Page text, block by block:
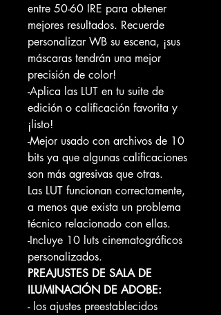
entre 50-60 IRE para obtener
mejores resultados. Recuerde
personalizar WB su escena, ¡sus
máscaras tendrán una mejor
precisión de color!
-Aplica las LUT en tu suite de
edición o calificación favorita y
¡listo!
-Mejor usado con archivos de 10
bits ya que algunas calificaciones
son más agresivas que otras.
Las LUT funcionan correctamente,
a menos que exista un problema
técnico relacionado con ellas.
-Incluye 10 luts cinematográficos
personalizados.
PREAJUSTES DE SALA DE
ILUMINACIÓN DE ADOBE:
- los ajustes preestablecidos